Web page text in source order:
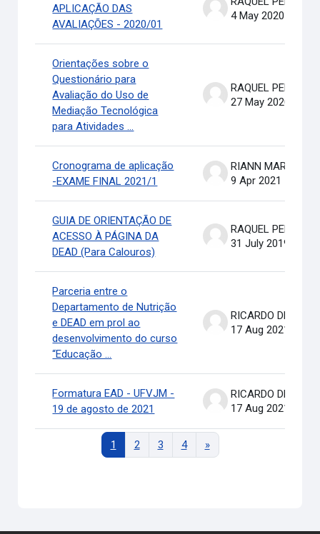
APLICAÇÃO DAS
AVALIAÇÕES - 2020/01
4 May 2020
Orientações sobre o
Questionário para
Avaliação do Uso de
Mediação Tecnológica
para Atividades ...
27 May 2020
Cronograma de aplicação
-EXAME FINAL 2021/1
9 Apr 2021
GUIA DE ORIENTAÇÃO DE
ACESSO À PÁGINA DA
DEAD (Para Calouros)
31 July 2019
Parceria entre o
Departamento de Nutrição
e DEAD em prol ao
desenvolvimento do curso
“Educação ...
17 Aug 2021
Formatura EAD - UFVJM -
19 de agosto de 2021
17 Aug 2021
1 Page 1
2Page 2
3Page 3
4Page 4
»Next page